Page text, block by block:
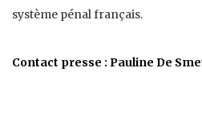
système pénal français.
Contact presse : Pauline De